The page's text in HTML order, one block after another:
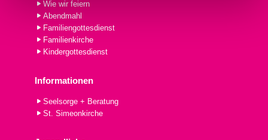
Wie wir feiern
Abendmahl
Familiengottesdienst
Familienkirche
Kindergottesdienst
Informationen
Seelsorge + Beratung
St. Simeonkirche